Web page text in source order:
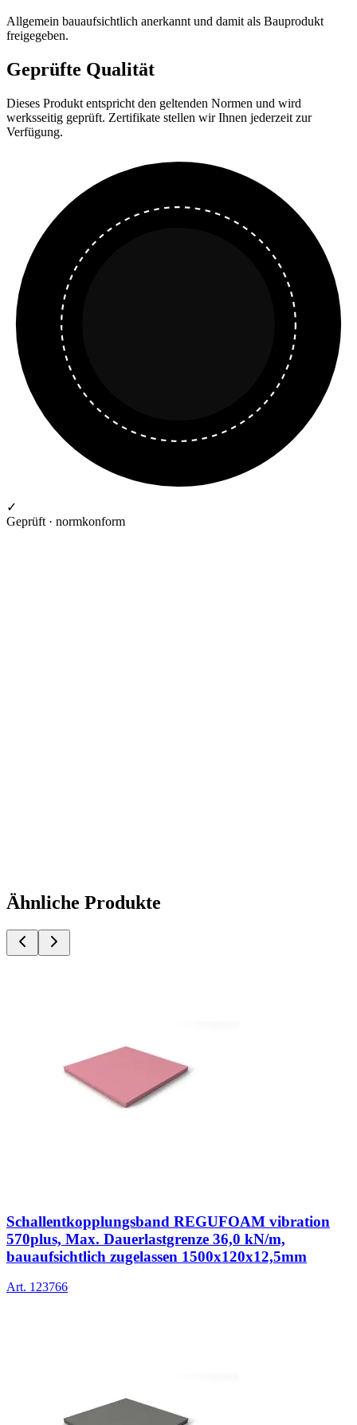
Allgemein bauaufsichtlich anerkannt und damit als Bauprodukt
freigegeben.
Geprüfte Qualität
Dieses Produkt entspricht den geltenden Normen und wird
werksseitig geprüft. Zertifikate stellen wir Ihnen jederzeit zur
Verfügung.
✓
Geprüft · normkonform
Ähnliche Produkte
Schallentkopplungsband REGUFOAM vibration
570plus, Max. Dauerlastgrenze 36,0 kN/m,
bauaufsichtlich zugelassen 1500x120x12,5mm
Art. 123766